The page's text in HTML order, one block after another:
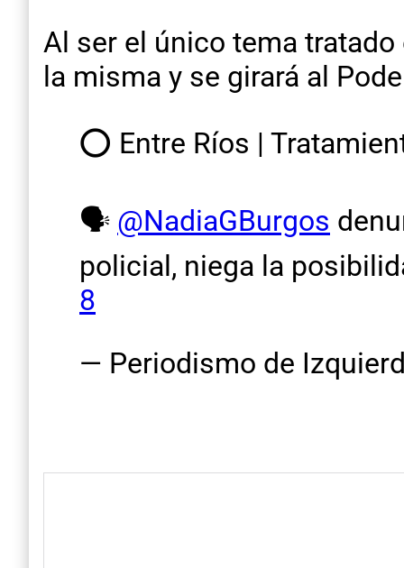
Al ser el único tema
la misma y se girará al
⭕ Entre Ríos |
🗣️ @NadiaGBurgos
policial, niega la
8
— Periodismo de